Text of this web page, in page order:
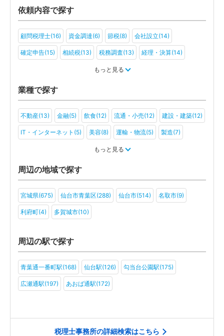
依頼内容で探す
顧問税理士(16) 資金調達(6) 節税(8) 会社設立(14)
確定申告(15) 相続税(13) 税務調査(13) 経理・決算(14)
もっと見る
業種で探す
不動産(13) 金融(5) 飲食(12) 流通・小売(12) 建設・建築(12)
IT・インターネット(5) 美容(8) 運輸・物流(5) 製造(7)
旅行・ホテル(3)
社会福祉法人(3) 医療法人(5)
一般社団法人(6) その他(6)
もっと見る
周辺の地域で探す
宮城県(675) 仙台市青葉区(288) 仙台市(514) 名取市(9)
利府町(4) 多賀城市(10)
周辺の駅で探す
青葉通一番町駅(168) 仙台駅(126) 勾当台公園駅(175)
広瀬通駅(197) あおば通駅(172)
税理士事務所の詳細検索はこちら